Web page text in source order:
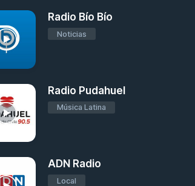
Radio Bío Bío
Noticias
Radio Pudahuel
Música Latina
ADN Radio
Local